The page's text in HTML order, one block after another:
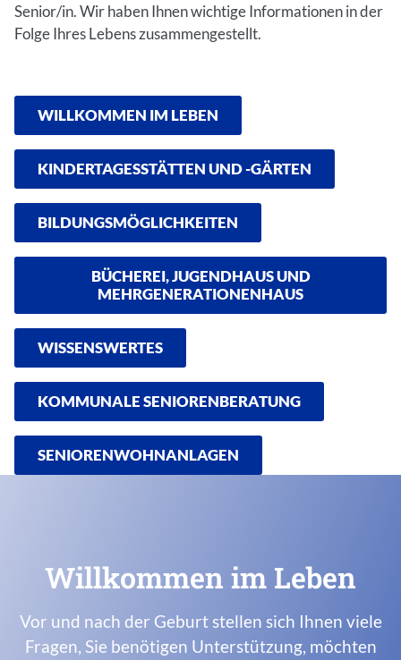
Senior/in. Wir haben Ihnen wichtige Informationen in der
Folge Ihres Lebens zusammengestellt.
WILLKOMMEN IM LEBEN
KINDERTAGESSTÄTTEN UND -GÄRTEN
BILDUNGSMÖGLICHKEITEN
BÜCHEREI, JUGENDHAUS UND
MEHRGENERATIONENHAUS
WISSENSWERTES
KOMMUNALE SENIORENBERATUNG
SENIORENWOHNANLAGEN
Willkommen im Leben
Vor und nach der Geburt stellen sich Ihnen viele
Fragen, Sie benötigen Unterstützung, möchten